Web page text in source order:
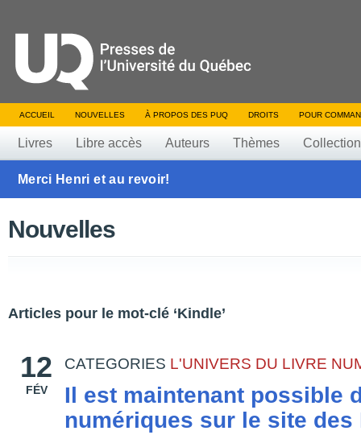
ACCUEIL NOUVELLES À PROPOS DES PUQ DROITS POUR
Livres Libre accès Auteurs Thèmes
Merci Henri et au revoir!
Nouvelles
Articles pour le mot-clé ‘Kindle’
12
FÉV
CATEGORIES L'UNIVERS DU LIVRE
Il est maintenant possible
numériques sur le site des